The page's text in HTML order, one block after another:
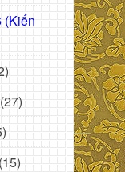
(Kiến
(27)
(15)